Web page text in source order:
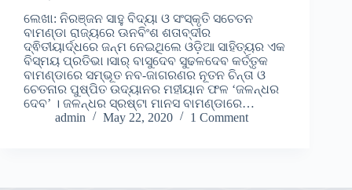
ଲେଖା: ନିରଞ୍ଜନ ସାହୁ ବିଦ୍ୟା ଓ ସଂସ୍କୃତି ସଚେତନ
ବାମଣ୍ଡା ରାଜ୍ୟରେ ଊନବିଂଶ ଶତାବ୍ଦୀର
ଦ୍ଵିତୀୟାର୍ଦ୍ଧରେ ଜନ୍ମ ନେଇଥିଲେ ଓଡ଼ିଆ ସାହିତ୍ୟର ଏକ
ବିସ୍ମୟ ପ୍ରତିଭା।ସାର୍ ବାସୁଦେବ ସୁଢଳଦେବ କର୍ତ୍ତୃକ
ବାମଣ୍ଡାରେ ସମ୍ଭୂତ ନବ-ଜାଗରଣର ନୂତନ ଚିନ୍ତା ଓ
ଚେତନାର ପୁଷ୍ପିତ ଉଦ୍ୟାନର ମହୀୟାନ ଫଳ ‘ଜଳନ୍ଧର
ଦେବ’ । ଜଳନ୍ଧର ସ୍ରଷ୍ଟା ମାନସ ବାମଣ୍ଡାରେ…
admin
May 22, 2020 1 Comment